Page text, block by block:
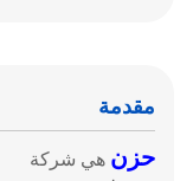
مقدمة
حزن هي شركة